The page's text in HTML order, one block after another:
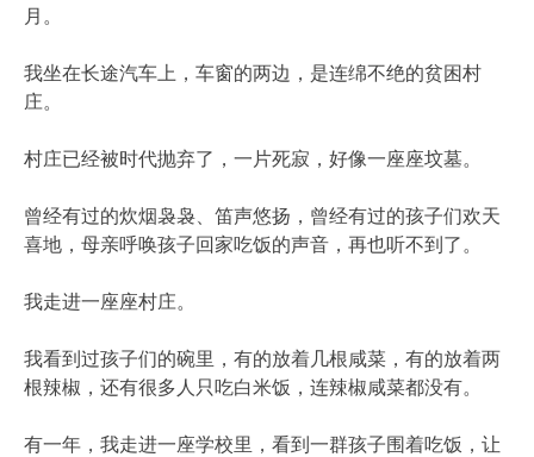
月。
我坐在长途汽车上，车窗的两边，是连绵不绝的贫困村
庄。
村庄已经被时代抛弃了，一片死寂，好像一座座坟墓。
曾经有过的炊烟袅袅、笛声悠扬，曾经有过的孩子们欢天
喜地，母亲呼唤孩子回家吃饭的声音，再也听不到了。
我走进一座座村庄。
我看到过孩子们的碗里，有的放着几根咸菜，有的放着两
根辣椒，还有很多人只吃白米饭，连辣椒咸菜都没有。
有一年，我走进一座学校里，看到一群孩子围着吃饭，让